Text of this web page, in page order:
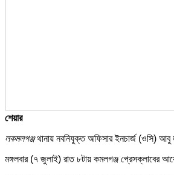
শেয়ার
লকমলগঞ্জথানায় নবনিযুক্ত অফিসার ইনচার্জ (ওসি) আবু
মঙ্গলবার (৭ জুলাই) রাত ৮টায় কমলগঞ্জ প্রেসক্লাবের